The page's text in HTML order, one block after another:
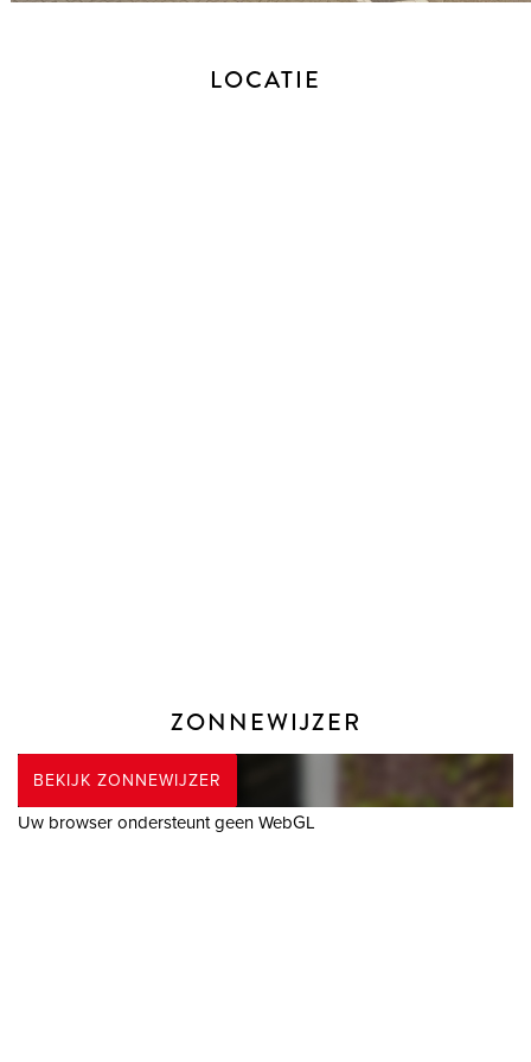
- De oplevering is in overleg
BIJZONDERHEDEN
* Vanaf 1 januari 2023 zijn makelaars wettelijk verplicht een
LOCATIE
ZONNEWIJZER
BEKIJK ZONNEWIJZER
Uw browser ondersteunt geen WebGL